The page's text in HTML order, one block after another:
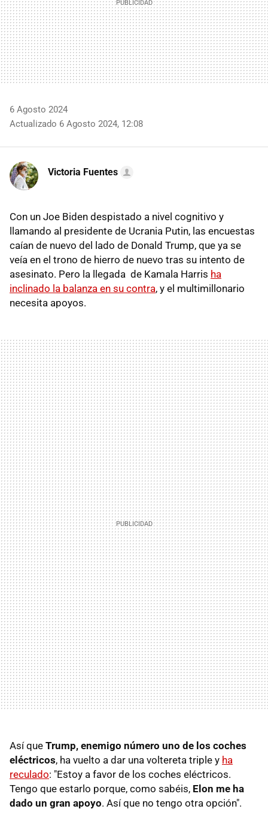
6 Agosto 2024
Actualizado 6 Agosto 2024, 12:08
Victoria Fuentes
Con un Joe Biden despistado a nivel cognitivo y
llamando al presidente de Ucrania Putin, las encuestas
caían de nuevo del lado de Donald Trump, que ya se
veía en el trono de hierro de nuevo tras su intento de
asesinato. Pero la llegada de Kamala Harris ha
inclinado la balanza en su contra, y el multimillonario
necesita apoyos.
Así que Trump, enemigo número uno de los coches
eléctricos, ha vuelto a dar una voltereta triple y ha
reculado: "Estoy a favor de los coches eléctricos.
Tengo que estarlo porque, como sabéis, Elon me ha
dado un gran apoyo. Así que no tengo otra opción".